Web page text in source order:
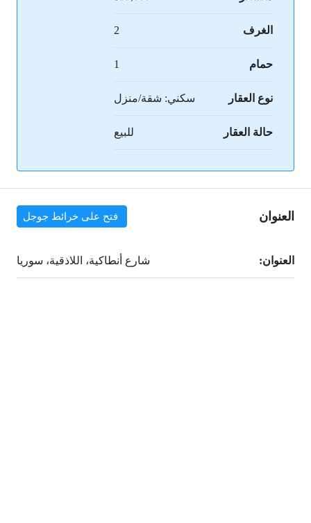
الغرف 2
حمام 1
نوع العقار سكني: شقة/منزل
حالة العقار للبيع
العنوان فتح على خرائط جوجل
العنوان: شارع أنطاكية، اللاذقية، سوريا